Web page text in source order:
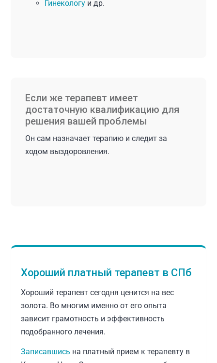
Гинекологу и др.
Если же терапевт имеет
достаточную квалификацию для
решения вашей проблемы
Он сам назначает терапию и следит за
ходом выздоровления.
Хороший платный терапевт в СПб
Хороший терапевт сегодня ценится на вес
золота. Во многим именно от его опыта
зависит грамотность и эффективность
подобранного лечения.
Записавшись на платный прием к терапевту в